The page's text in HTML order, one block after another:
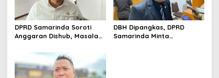
DPRD Samarinda Soroti
Anggaran Dishub, Masalah
Belum Tertangani Optimal
DBH Dipangkas, DPRD
Samarinda Minta